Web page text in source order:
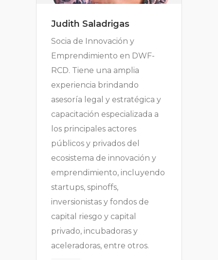
Judith Saladrigas
Socia de Innovación y
Emprendimiento en DWF-
RCD. Tiene una amplia
experiencia brindando
asesoría legal y estratégica y
capacitación especializada a
los principales actores
públicos y privados del
ecosistema de innovación y
emprendimiento, incluyendo
startups, spinoffs,
inversionistas y fondos de
capital riesgo y capital
privado, incubadoras y
aceleradoras, entre otros.